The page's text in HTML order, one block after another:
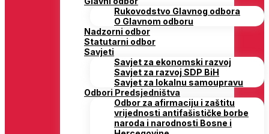
Rukovodstvo Glavnog odbora
O Glavnom odboru
Nadzorni odbor
Statutarni odbor
Savjeti
Savjet za ekonomski razvoj
Savjet za razvoj SDP BiH
Savjet za lokalnu samoupravu
Odbori Predsjedništva
Odbor za afirmaciju i zaštitu
vrijednosti antifašističke borbe
naroda i narodnosti Bosne i